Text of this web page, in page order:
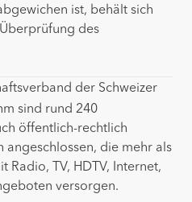
ist, behält sich
des
der Schweizer
sind rund 240
öffentlich-rechtlich
die mehr als
Radio, TV, HDTV, Internet,
versorgen.